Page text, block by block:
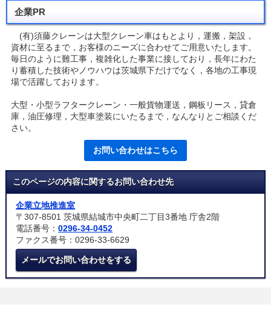
企業PR
(有)須藤クレーンは大型クレーン車はもとより，運搬，架設，
資材に至るまで，お客様のニーズに合わせてご用意いたします。
毎日のように難工事，複雑化した事業に接しており，長年にわた
り蓄積した技術やノウハウは茨城県下だけでなく，各地の工事現
場で活躍しております。
大型・小型ラフタークレーン・一般貨物運送，鋼板リース，貸倉
庫，油圧修理，大型車塗装にいたるまで，なんなりとご相談くだ
さい。
お問い合わせはこちら
このページの内容に関するお問い合わせ先
企業立地推進室
〒307-8501 茨城県結城市中央町二丁目3番地 庁舎2階
電話番号： 0296-34-0452
ファクス番号：0296-33-6629
メールでお問い合わせをする